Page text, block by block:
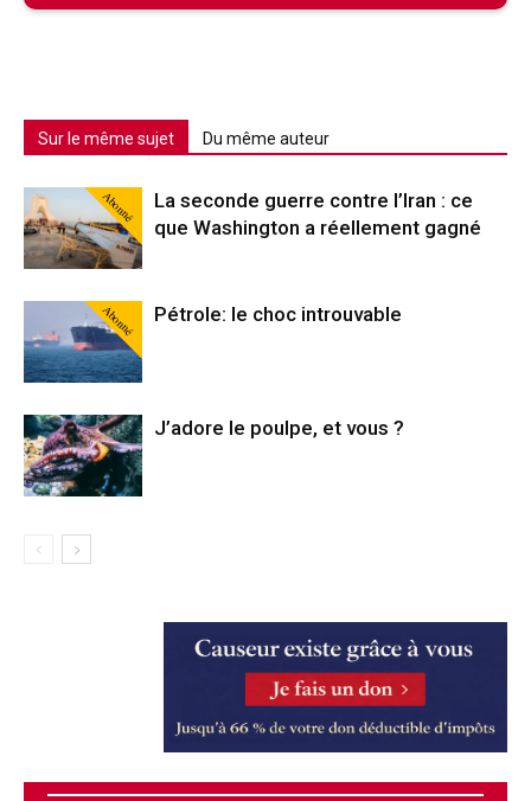
Sur le même sujet Du même auteur
Abonné
La seconde guerre contre l’Iran : ce
que Washington a réellement gagné
Abonné Pétrole: le choc introuvable
J’adore le poulpe, et vous ?